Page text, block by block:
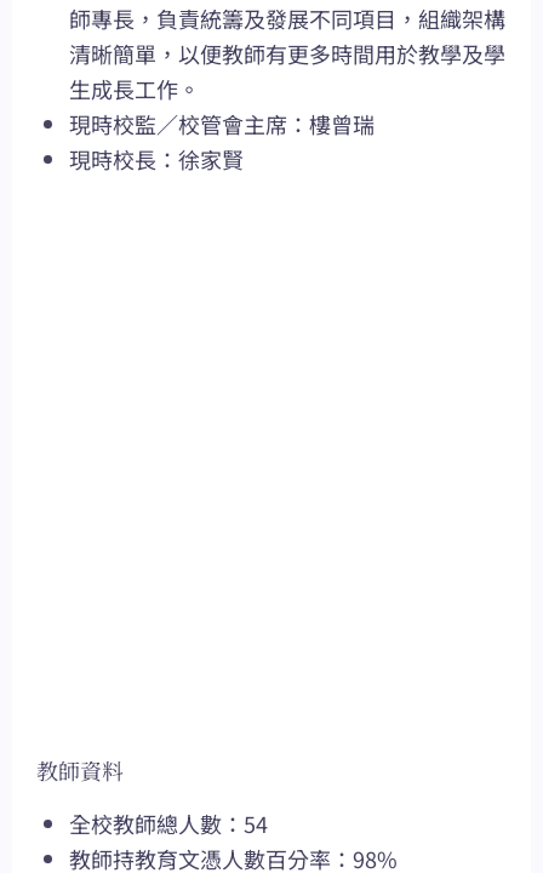
師專長，負責統籌及發展不同項目，組織架構
清晰簡單，以便教師有更多時間用於教學及學
生成長工作。
現時校監／校管會主席：樓曾瑞
現時校長：徐家賢
教師資料
全校教師總人數：54
教師持教育文憑人數百分率：98%